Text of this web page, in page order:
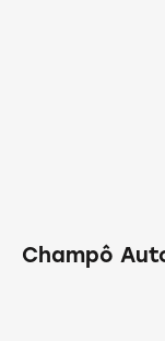
Champô